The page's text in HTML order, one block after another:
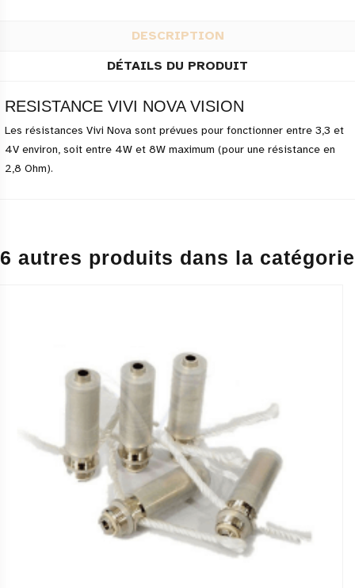
DESCRIPTION
DÉTAILS DU PRODUIT
RESISTANCE VIVI NOVA VISION
Les résistances Vivi Nova sont prévues pour fonctionner entre 3,3 et
4V environ, soit entre 4W et 8W maximum (pour une résistance en
2,8 Ohm).
autres produits dans la catégorie